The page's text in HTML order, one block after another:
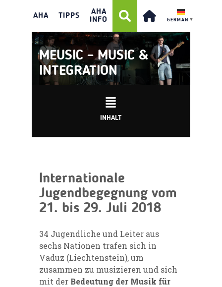
AHA TIPPS
AHA
INFO
GERMAN ▼
MEUSIC – MUSIC &
INTEGRATION
INHALT
Internationale
Jugendbegegnung vom
21. bis 29. Juli 2018
34 Jugendliche und Leiter aus
sechs Nationen trafen sich in
Vaduz (Liechtenstein), um
zusammen zu musizieren und sich
mit der Bedeutung der Musik für